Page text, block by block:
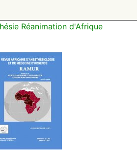
Réanimation d'Afrique